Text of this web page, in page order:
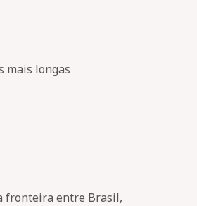
mais longas
fronteira entre Brasil,